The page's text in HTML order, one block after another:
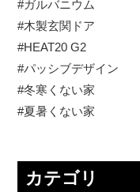
#ガルバニウム
#木製玄関ドア
#HEAT20 G2
#パッシブデザイン
#冬寒くない家
#夏暑くない家
カテゴリ